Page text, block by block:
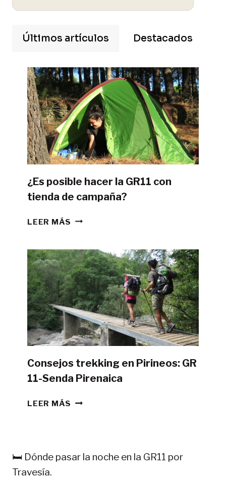
Últimos artículos Destacados
¿Es posible hacer la GR11 con
tienda de campaña?
LEER MÁS ¿ES
LA
GR11
CON
TIENDA
DE
CAMPAÑA?
Consejos trekking en Pirineos: GR
11-Senda Pirenaica
LEER MÁS CONSEJOS
11-
🛏️ Dónde pasar la noche en la GR11 por
Travesía.